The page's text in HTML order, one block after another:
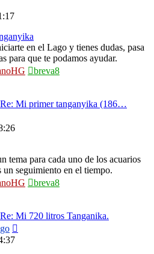
en el Lago y tienes dudas, pasa
para que te podamos ayudar.
breva8
Re: Mi primer tanganyika (186…
tema para cada uno de los acuarios
un seguimiento en el tiempo.
breva8
Re: Mi 720 litros Tanganika.